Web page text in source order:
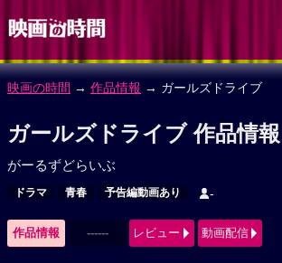
映画の時間 → 作品情報 → ガールズドライブ
ガールズドライブ 作品情報
がーるずどらいぶ
ドラマ 青春 予告編動画あり -
作品情報 ------ レビュー 動画配信